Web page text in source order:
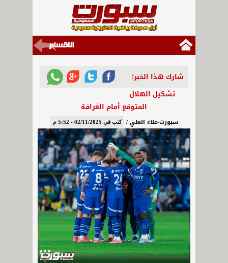
شارك هذا الخبر!
تشكيل الهلال
المتوقع أمام الغرافة
سبورت-علاء العلي / كتب في 02/11/2025 - 5:52 م